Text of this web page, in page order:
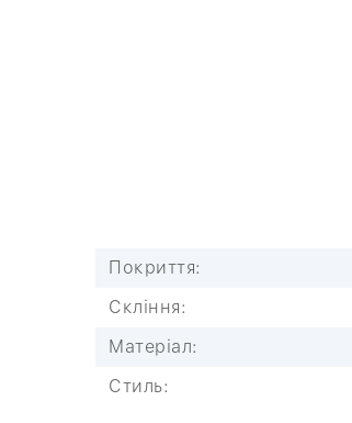
Покриття:
Скління:
Матеріал:
Стиль: